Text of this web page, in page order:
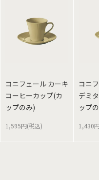
コニフェール カーキ
コーヒーカップ(カ
ップのみ)
1,595円(税込)
コニ
デミ
ップ
1,430